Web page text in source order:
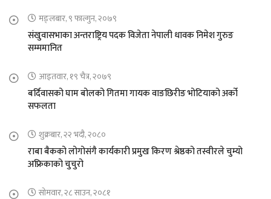
मङ्लबार, ९ फाल्गुन, २०७९
संखुवासभाका अन्तराष्ट्रिय पदक विजेता नेपाली धावक निमेश गुरुङ
सम्ममानित
आइतवार, १९ चैत्र, २०७९
बर्दिवासको घाम बोलको गितमा गायक वाङछिरीङ भोटियाको अर्को
सफलता
शुक्रबार, २२ भदौ, २०८०
राबा बैकको लोगोसंगै कार्यकारी प्रमुख किरण श्रेष्ठको तस्वीरले चुम्यो
अफ्रिकाको चुचुरो
सोमवार, २८ साउन, २०८१